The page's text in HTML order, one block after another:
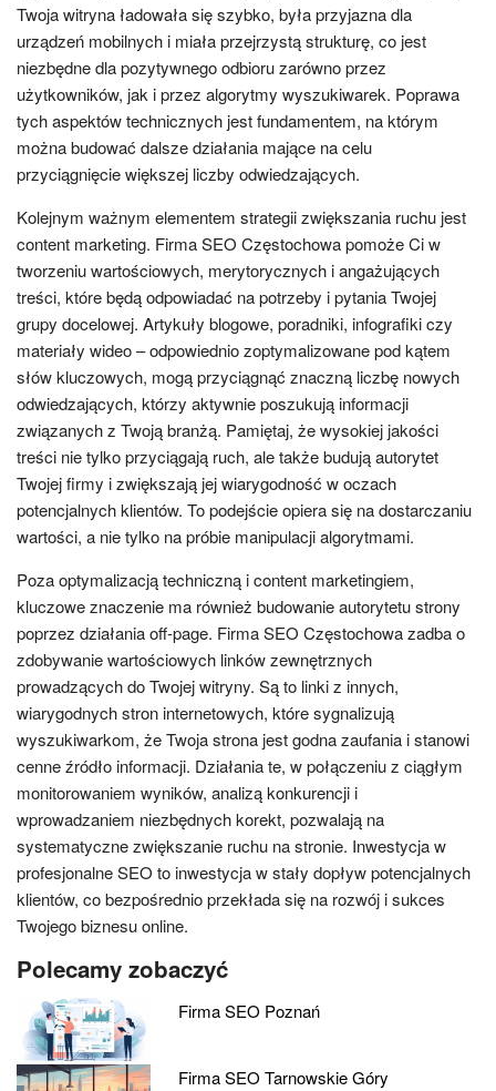
Twoja witryna ładowała się szybko, była przyjazna dla
urządzeń mobilnych i miała przejrzystą strukturę, co jest
niezbędne dla pozytywnego odbioru zarówno przez
użytkowników, jak i przez algorytmy wyszukiwarek. Poprawa
tych aspektów technicznych jest fundamentem, na którym
można budować dalsze działania mające na celu
przyciągnięcie większej liczby odwiedzających.
Kolejnym ważnym elementem strategii zwiększania ruchu jest
content marketing. Firma SEO Częstochowa pomoże Ci w
tworzeniu wartościowych, merytorycznych i angażujących
treści, które będą odpowiadać na potrzeby i pytania Twojej
grupy docelowej. Artykuły blogowe, poradniki, infografiki czy
materiały wideo – odpowiednio zoptymalizowane pod kątem
słów kluczowych, mogą przyciągnąć znaczną liczbę nowych
odwiedzających, którzy aktywnie poszukują informacji
związanych z Twoją branżą. Pamiętaj, że wysokiej jakości
treści nie tylko przyciągają ruch, ale także budują autorytet
Twojej firmy i zwiększają jej wiarygodność w oczach
potencjalnych klientów. To podejście opiera się na dostarczaniu
wartości, a nie tylko na próbie manipulacji algorytmami.
Poza optymalizacją techniczną i content marketingiem,
kluczowe znaczenie ma również budowanie autorytetu strony
poprzez działania off-page. Firma SEO Częstochowa zadba o
zdobywanie wartościowych linków zewnętrznych
prowadzących do Twojej witryny. Są to linki z innych,
wiarygodnych stron internetowych, które sygnalizują
wyszukiwarkom, że Twoja strona jest godna zaufania i stanowi
cenne źródło informacji. Działania te, w połączeniu z ciągłym
monitorowaniem wyników, analizą konkurencji i
wprowadzaniem niezbędnych korekt, pozwalają na
systematyczne zwiększanie ruchu na stronie. Inwestycja w
profesjonalne SEO to inwestycja w stały dopływ potencjalnych
klientów, co bezpośrednio przekłada się na rozwój i sukces
Twojego biznesu online.
Polecamy zobaczyć
Firma SEO Poznań
Firma SEO Tarnowskie Góry